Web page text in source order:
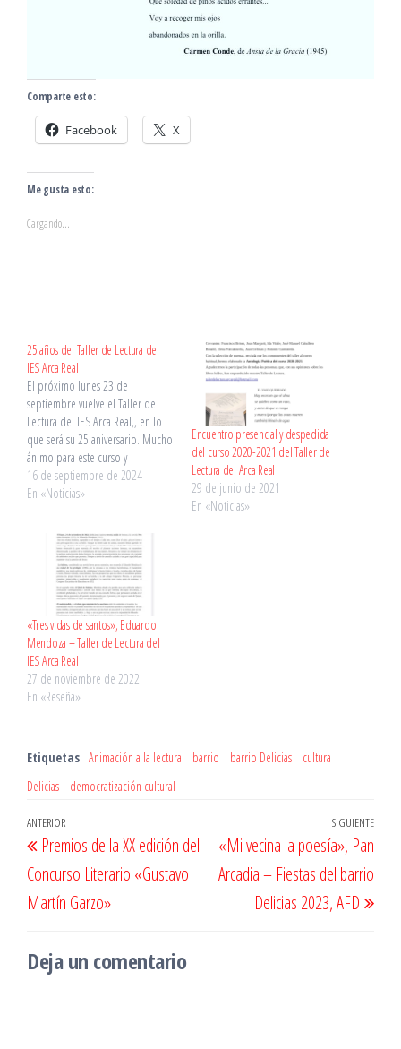
Comparte esto:
Facebook X
Me gusta esto:
Cargando...
25 años del Taller de Lectura del
IES Arca Real
El próximo lunes 23 de
septiembre vuelve el Taller de
Lectura del IES Arca Real,, en lo
que será su 25 aniversario. Mucho
ánimo para este curso y
enhorabuena por estos
veinticinco años y la importante
https://twitter.com/IesArca/status/
1835675889964667104
16 de septiembre de 2024
En «Noticias»
Encuentro presencial y despedida
del curso 2020-2021 del Taller de
Lectura del Arca Real
29 de junio de 2021
En «Noticias»
«Tres vidas de santos», Eduardo
Mendoza – Taller de Lectura del
IES Arca Real
27 de noviembre de 2022
En «Reseña»
Etiquetas Animación a la lectura barrio barrio Delicias
cultura
Delicias
democratización cultural
Navegación
de
entradas
Entrada
anterior
ANTERIOR
Premios de la XX edición del
Concurso Literario «Gustavo
Martín Garzo»
SIGUIENTE
«Mi vecina la poesía», Pan
Arcadia – Fiestas del barrio
Delicias 2023, AFD
Deja un comentario